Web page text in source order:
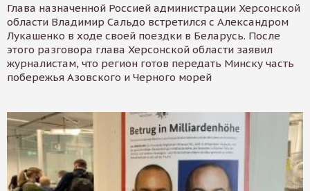
Глава назначенной Россией администрации Херсонской
области Владимир Сальдо встретился с Александром
Лукашенко в ходе своей поездки в Беларусь. После
этого разговора глава Херсонской области заявил
журналистам, что регион готов передать Минску часть
побережья Азовского и Черного морей